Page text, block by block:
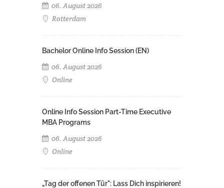
06. August 2026
Rotterdam
Bachelor Online Info Session (EN)
06. August 2026
Online
Online Info Session Part-Time Executive
MBA Programs
06. August 2026
Online
„Tag der offenen Tür": Lass Dich inspirieren!